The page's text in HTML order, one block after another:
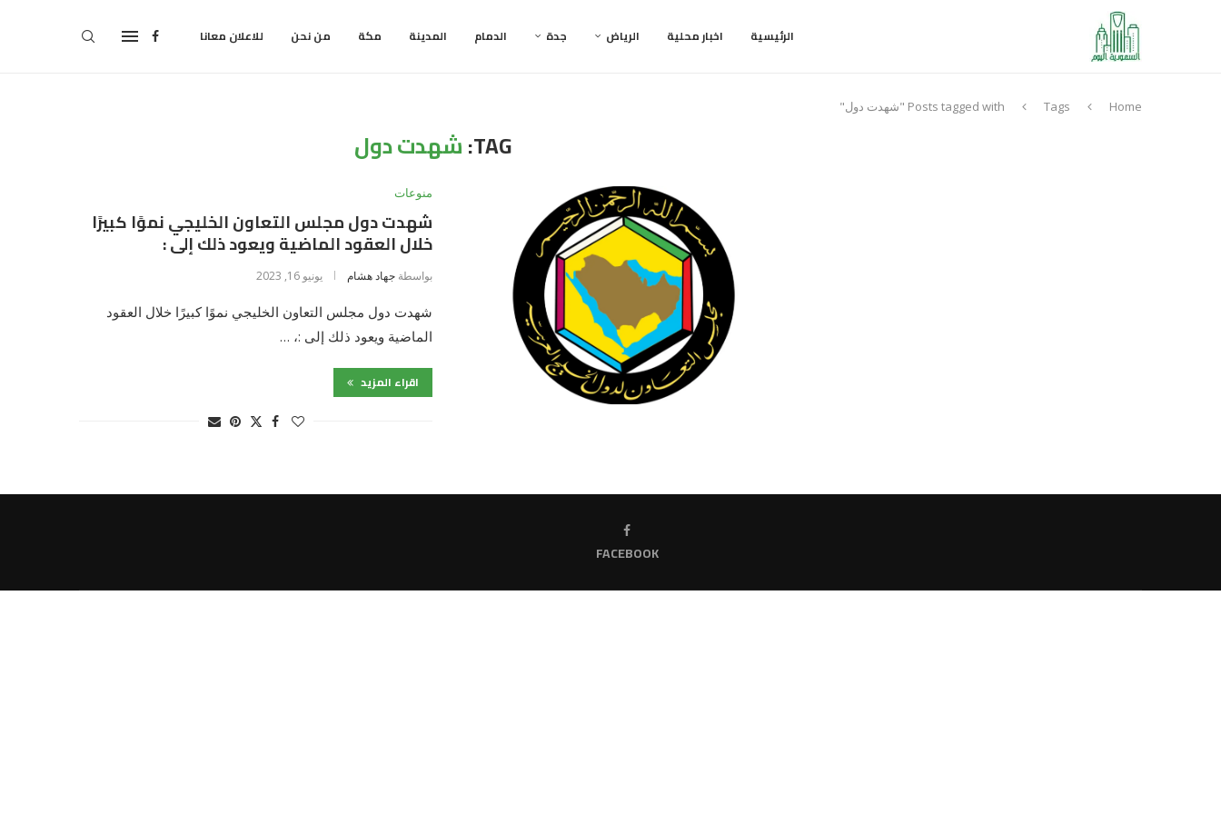
الرئيسية اخبار محلية الرياض جدة الدمام المدينة مكة من نحن للاعلان معانا
Home
Tags Posts tagged with "شهدت دول"
TAG: شهدت دول
منوعات
شهدت دول مجلس التعاون الخليجي نموًا كبيرًا
خلال العقود الماضية ويعود ذلك إلى :
بواسطة جهاد هشام يونيو 16, 2023
شهدت دول مجلس التعاون الخليجي نموًا كبيرًا خلال العقود
الماضية ويعود ذلك إلى :، …
اقراء المزيد
FACEBOOK